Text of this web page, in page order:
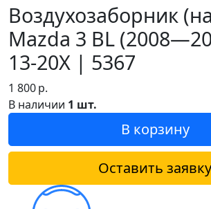
Воздухозаборник
Mazda 3 BL
13-20X | 5367
1 800р.
В наличии 1 шт.
В корзину
Оставить заявку